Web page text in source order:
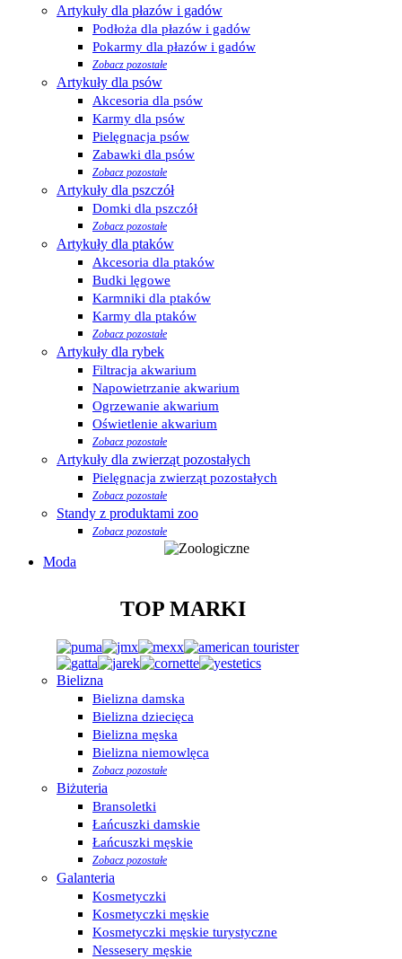
Artykuły dla płazów i gadów
Podłoża dla płazów i gadów
Pokarmy dla płazów i gadów
Zobacz pozostałe
Artykuły dla psów
Akcesoria dla psów
Karmy dla psów
Pielęgnacja psów
Zabawki dla psów
Zobacz pozostałe
Artykuły dla pszczół
Domki dla pszczół
Zobacz pozostałe
Artykuły dla ptaków
Akcesoria dla ptaków
Budki lęgowe
Karmniki dla ptaków
Karmy dla ptaków
Zobacz pozostałe
Artykuły dla rybek
Filtracja akwarium
Napowietrzanie akwarium
Ogrzewanie akwarium
Oświetlenie akwarium
Zobacz pozostałe
Artykuły dla zwierząt pozostałych
Pielęgnacja zwierząt pozostałych
Zobacz pozostałe
Standy z produktami zoo
Zobacz pozostałe
Moda
TOP MARKI
Bielizna
Bielizna damska
Bielizna dziecięca
Bielizna męska
Bielizna niemowlęca
Zobacz pozostałe
Biżuteria
Bransoletki
Łańcuszki damskie
Łańcuszki męskie
Zobacz pozostałe
Galanteria
Kosmetyczki
Kosmetyczki męskie
Kosmetyczki męskie turystyczne
Nessesery męskie